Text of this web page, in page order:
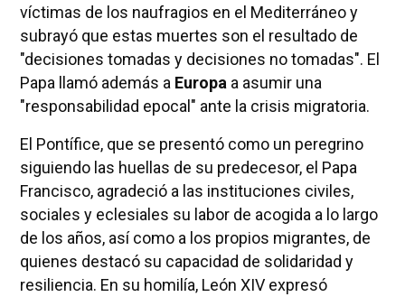
víctimas de los naufragios en el Mediterráneo y
subrayó que estas muertes son el resultado de
"decisiones tomadas y decisiones no tomadas". El
Papa llamó además a Europa a asumir una
"responsabilidad epocal" ante la crisis migratoria.
El Pontífice, que se presentó como un peregrino
siguiendo las huellas de su predecesor, el Papa
Francisco, agradeció a las instituciones civiles,
sociales y eclesiales su labor de acogida a lo largo
de los años, así como a los propios migrantes, de
quienes destacó su capacidad de solidaridad y
resiliencia. En su homilía, León XIV expresó